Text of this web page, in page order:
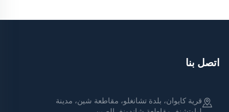
اتصل بنا
قرية كايوان، بلدة تشانغلو، مقاطعة شين، مدينة